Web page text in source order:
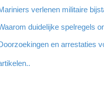
verlenen militaire
duidelijke spelregels
en arrestaties